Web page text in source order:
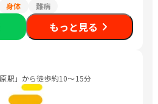
身体 難病
もっと見る
駅」から徒歩約10〜15分